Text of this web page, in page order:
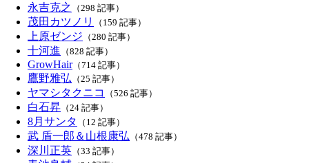
永吉克之 （298 記事）
茂田カツノリ （159 記事）
上原ゼンジ （280 記事）
十河進 （828 記事）
GrowHair（714 記事）
鷹野雅弘 （25 記事）
ヤマシタクニコ （526 記事）
白石昇 （24 記事）
8月サンタ （12 記事）
武 盾一郎＆山根康弘 （478 記事）
深川正英 （33 記事）